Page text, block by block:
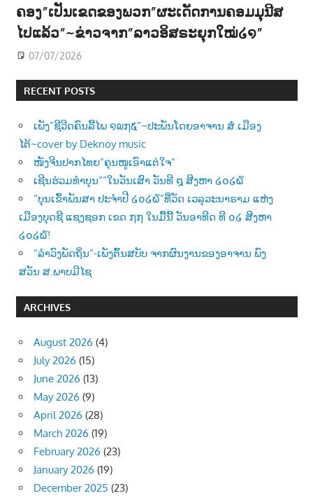
ຄອງ”ເປັນເຂດຂອງພວກ”ຜະເດັດການຄອມມຸນີສ
ໄປແລ້ວ”~ຂ່າວຈາກ”ລາວອິສຣະຍຸກໃໝ່໒໑”
07/07/2026
RECENT POSTS
ເພັງ”ຊີວີດຄົນລີ້ໄພ ໑໙໗໕”~ປະພັນໂດຍອາຈານ ສໍ.ເມືອງ
ໄຕ້~cover by Deknoy music
ໜັງຈີນປາກໄທຍ”ຄຸນໜູເອົາແຕ່ໃຈ”
ເຊີນຮ່ວມທຳບຸນ””ໃນວັນເສົາ ວັນທີ ໘ ສີງຫາ ໒໐໒໖
“ບຸນເຂົ້າພັນສາ ປະຈຳປີ ໒໐໒໖”ທີ່ວັດ ເວລຸວະນາຣາມ ແຫ່ງ
ເມືອງບຸດຊີ ແຊງຊອກ ເຂດ ໗໗ ໃນມື້ນີ້ ວັນອາທີດ ທີ ໐໒ ສີງຫາ
໒໐໒໖!
“ລຳວົງພັດຖິ່ນ“-ເພັງຕົ້ນສບັບ ຈາກຜົນງານຂອງອາຈານ ພົງ
ສວັນ ສ.ພາບມີໄຊ
ARCHIVES
August 2026 (4)
July 2026 (15)
June 2026 (13)
May 2026 (9)
April 2026 (28)
March 2026 (19)
February 2026 (23)
January 2026 (19)
December 2025 (23)